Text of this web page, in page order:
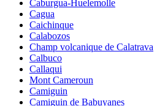
Caburgua-Huelemolle
Cagua
Caichinque
Calabozos
Champ volcanique de Calatrava
Calbuco
Callaqui
Mont Cameroun
Camiguin
Camiguin de Babuyanes